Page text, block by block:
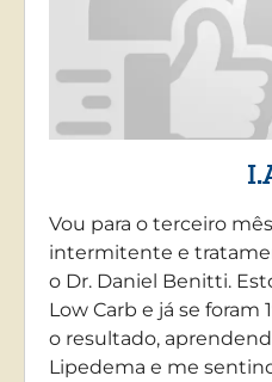
Vou para o terceiro
intermitente e
o Dr. Daniel Benitti.
Low Carb e já se foram
o resultado,
Lipedema e me